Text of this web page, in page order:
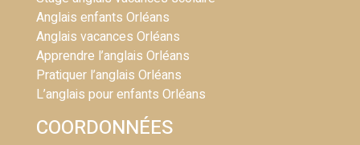
Anglais enfants Orléans
Anglais vacances Orléans
Apprendre l’anglais Orléans
Pratiquer l’anglais Orléans
L’anglais pour enfants Orléans
COORDONNÉES